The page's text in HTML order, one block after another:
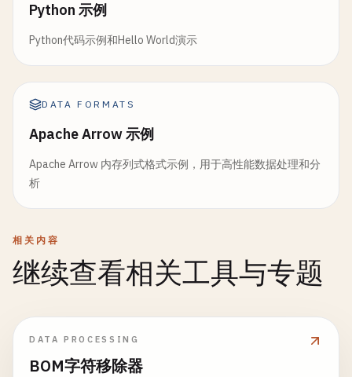
Python 示例
Python代码示例和Hello World演示
DATA FORMATS
Apache Arrow 示例
Apache Arrow 内存列式格式示例，用于高性能数据处理和分
析
相关内容
继续查看相关工具与专题
DATA PROCESSING
BOM字符移除器